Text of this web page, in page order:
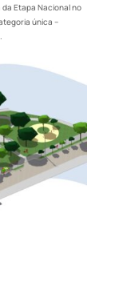
da Etapa Nacional no
única –